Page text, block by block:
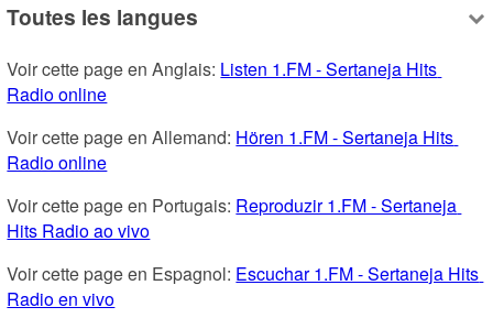
Toutes les langues
Voir cette page en Anglais: Listen 1.FM - Sertaneja Hits
Radio online
Voir cette page en Allemand: Hören 1.FM - Sertaneja Hits
Radio online
Voir cette page en Portugais: Reproduzir 1.FM - Sertaneja
Hits Radio ao vivo
Voir cette page en Espagnol: Escuchar 1.FM - Sertaneja Hits
Radio en vivo